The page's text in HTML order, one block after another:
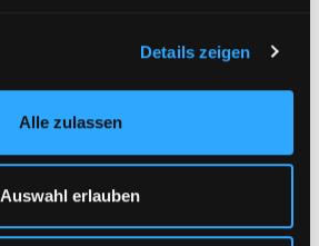
Details zeigen
Alle zulassen
Auswahl erlauben